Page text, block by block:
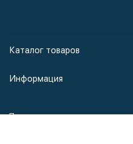
Каталог товаров
Информация
Политика персональных данных